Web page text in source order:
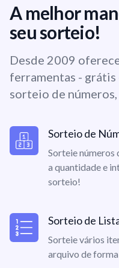
A melhor
seu sorteio!
Desde 2009
ferramentas - grátis
sorteio de
Sorteio de
Sorteie
a quantidade e
sorteio!
Sorteio de
Sorteie vários
arquivo de